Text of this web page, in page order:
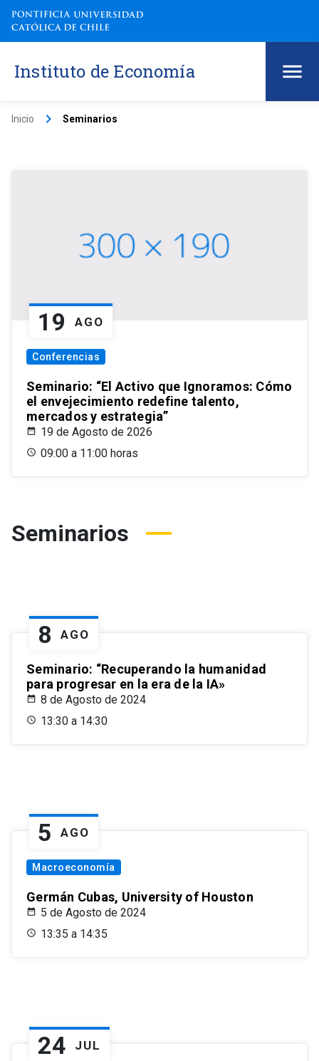
Instituto de Economía
Inicio keyboard_arrow_right Seminarios
19 AGO
Conferencias
Seminario: “El Activo que Ignoramos: Cómo
el envejecimiento redefine talento,
mercados y estrategia”
19 de Agosto de 2026
09:00 a 11:00 horas
Seminarios
8 AGO
Seminario: “Recuperando la humanidad
para progresar en la era de la IA»
8 de Agosto de 2024
13:30 a 14:30
5 AGO
Macroeconomía
Germán Cubas, University of Houston
5 de Agosto de 2024
13:35 a 14:35
24 JUL